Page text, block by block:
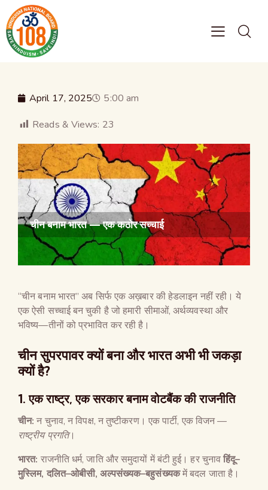
April 17, 2025
5:00 am
Reads & Views: 23
चीन बनाम भारत — एक कठोर सच्चाई
“चीन बनाम भारत” अब सिर्फ एक अख़बार की हेडलाइन नहीं रही। ये
एक ऐसी सच्चाई बन चुकी है जो हमारी सीमाओं, अर्थव्यवस्था और
भविष्य—तीनों को प्रभावित कर रही है।
चीन सुपरपावर क्यों बना और भारत अभी भी जकड़ा
क्यों है?
1.एक राष्ट्र,एक सरकार बनाम वोटबैंक की राजनीति
चीन: न चुनाव, न विपक्ष, न तुष्टीकरण। एक पार्टी, एक विजन —
राष्ट्रीय प्रगति।
भारत: राजनीति धर्म, जाति और समुदायों में बंटी हुई। हर चुनावहिंदू–
मुस्लिम, दलित–ओबीसी,अल्पसंख्यक–बहुसंख्यकमें बदल जाता है।